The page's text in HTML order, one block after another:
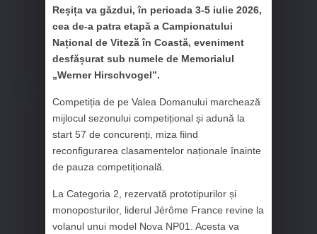
Reșița va găzdui, în perioada 3-5 iulie 2026,
cea de-a patra etapă a Campionatului
Național de Viteză în Coastă, eveniment
desfășurat sub numele de Memorialul
„Werner Hirschvogel”.
Competiția de pe Valea Domanului marchează
mijlocul sezonului competițional și adună la
start 57 de concurenți, miza fiind
reconfigurarea clasamentelor naționale înainte
de pauza competițională.
La Categoria 2, rezervată prototipurilor și
monoposturilor, liderul Jérôme France revine la
volanul unui model Nova NP01. Acesta va